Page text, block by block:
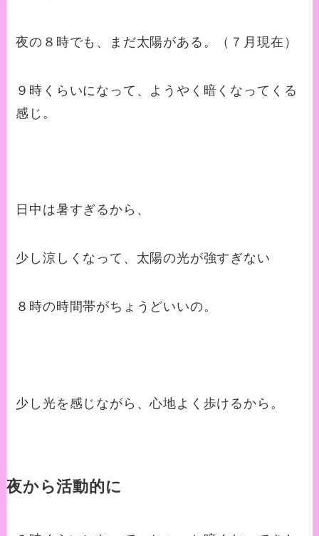
夜の８時でも、まだ太陽がある。（７月現在）
９時くらいになって、ようやく暗くなってくる
感じ。
日中は暑すぎるから、
少し涼しくなって、太陽の光が強すぎない
８時の時間帯がちょうどいいの。
少し光を感じながら、心地よく歩けるから。
夜から活動的に